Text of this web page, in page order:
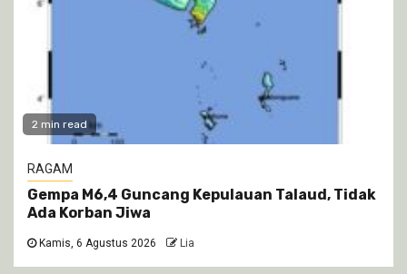
2 min read
RAGAM
Gempa M6,4 Guncang Kepulauan Talaud, Tidak
Ada Korban Jiwa
Kamis, 6 Agustus 2026 Lia